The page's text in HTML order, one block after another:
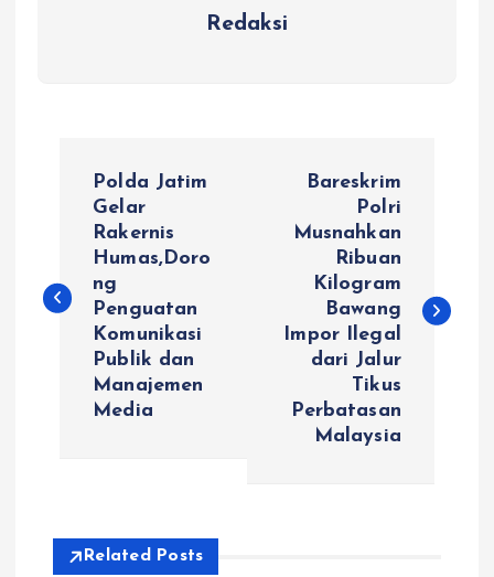
Redaksi
v
i
Polda Jatim
Gelar
Rakernis
Humas,Doro
ng
Penguatan
Komunikasi
Publik dan
Manajemen
Media
Bareskrim
Polri
Musnahkan
Ribuan
Kilogram
Bawang
Impor Ilegal
dari Jalur
Tikus
Perbatasan
Malaysia
Related Posts